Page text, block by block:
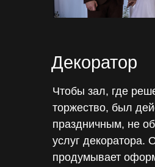
Декоратор
Чтобы зал, где
торжество, был
праздничным, не
услуг декоратора.
продумывает